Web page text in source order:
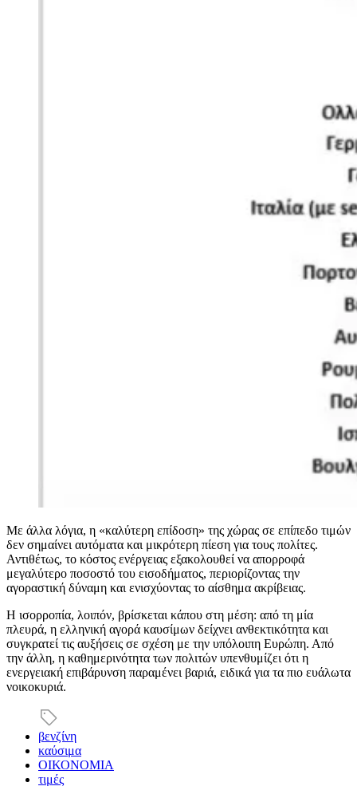
Με άλλα λόγια, η «καλύτερη επίδοση» της χώρας σε επίπεδο τιμών
δεν σημαίνει αυτόματα και μικρότερη πίεση για τους πολίτες.
Αντιθέτως, το κόστος ενέργειας εξακολουθεί να απορροφά
μεγαλύτερο ποσοστό του εισοδήματος, περιορίζοντας την
αγοραστική δύναμη και ενισχύοντας το αίσθημα ακρίβειας.
Η ισορροπία, λοιπόν, βρίσκεται κάπου στη μέση: από τη μία
πλευρά, η ελληνική αγορά καυσίμων δείχνει ανθεκτικότητα και
συγκρατεί τις αυξήσεις σε σχέση με την υπόλοιπη Ευρώπη. Από
την άλλη, η καθημερινότητα των πολιτών υπενθυμίζει ότι η
ενεργειακή επιβάρυνση παραμένει βαριά, ειδικά για τα πιο ευάλωτα
νοικοκυριά.
βενζίνη
καύσιμα
ΟΙΚΟΝΟΜΙΑ
τιμές